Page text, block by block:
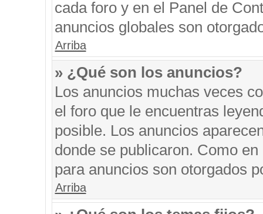
cada foro y en el Panel de
anuncios globales son
Arriba
» ¿Qué son los anuncios?
Los anuncios muchas veces
el foro que le encuentras
posible. Los anuncios
donde se publicaron. Como
para anuncios son otorgados
Arriba